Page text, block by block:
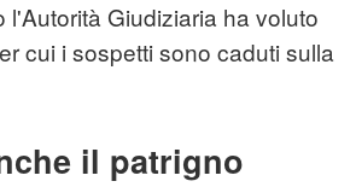
l'Autorità Giudiziaria ha voluto
cui i sospetti sono caduti sulla
il patrigno